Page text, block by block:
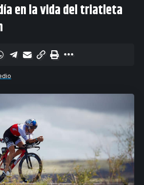
en la vida del triatleta